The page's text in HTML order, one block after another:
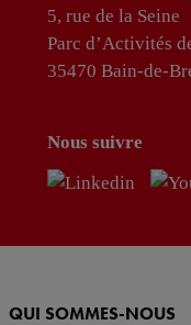
5, rue de la Seine
Parc d’Activités
35470 Bain-de-
Nous suivre
QUI SOMMES-NOUS